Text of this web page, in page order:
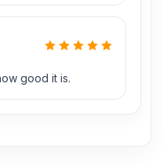
good it is.